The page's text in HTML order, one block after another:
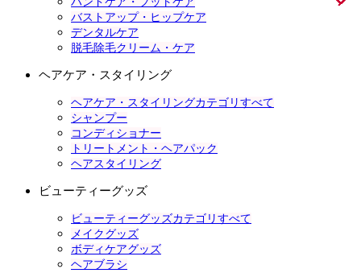
バストアップ・ヒップケア
デンタルケア
脱毛除毛クリーム・ケア
ヘアケア・スタイリング
ヘアケア・スタイリングカテゴリすべて
シャンプー
コンディショナー
トリートメント・ヘアパック
ヘアスタイリング
ビューティーグッズ
ビューティーグッズカテゴリすべて
メイクグッズ
ボディケアグッズ
ヘアブラシ